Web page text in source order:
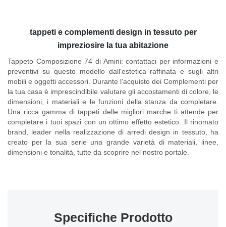
tappeti e complementi design in tessuto per
impreziosire la tua abitazione
Tappeto Composizione 74 di Amini: contattaci per informazioni e
preventivi su questo modello dall'estetica raffinata e sugli altri
mobili e oggetti accessori. Durante l'acquisto dei Complementi per
la tua casa è imprescindibile valutare gli accostamenti di colore, le
dimensioni, i materiali e le funzioni della stanza da completare.
Una ricca gamma di tappeti delle migliori marche ti attende per
completare i tuoi spazi con un ottimo effetto estetico. Il rinomato
brand, leader nella realizzazione di arredi design in tessuto, ha
creato per la sua serie una grande varietà di materiali, linee,
dimensioni e tonalità, tutte da scoprire nel nostro portale.
Specifiche Prodotto